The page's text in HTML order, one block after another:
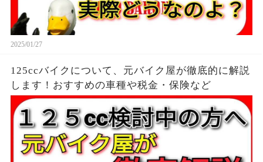
2025/01/27
125ccバイクについて、元バイク屋が徹底的に解説
します！おすすめの車種や税金・保険など